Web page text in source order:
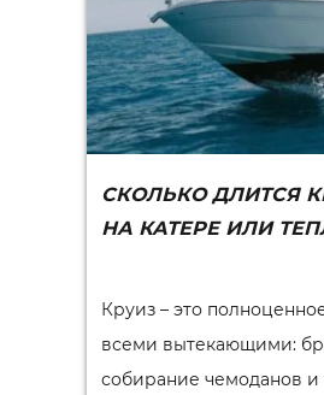
СКОЛЬКО ДЛИТСЯ
НА КАТЕРЕ ИЛИ
Круиз – это
всеми вытекающими:
собирание чемоданов и